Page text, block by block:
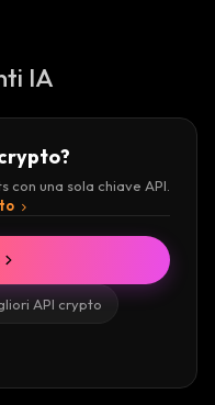
IA
una sola chiave API.
API crypto